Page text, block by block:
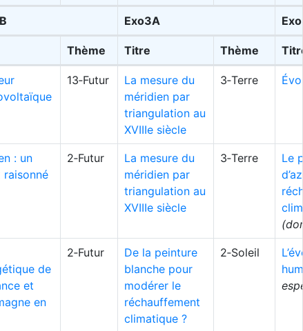
Exo3A
Thème Titre Thème
13‑Futur
La mesure du
méridien par
triangulation au
XVIIIe siècle
3‑Terre
: un
raisonné
2‑Futur
La mesure du
méridien par
triangulation au
XVIIIe siècle
3‑Terre
Le
de
et
en
2‑Futur
De la peinture
blanche pour
modérer le
réchauffement
climatique ?
2‑Soleil